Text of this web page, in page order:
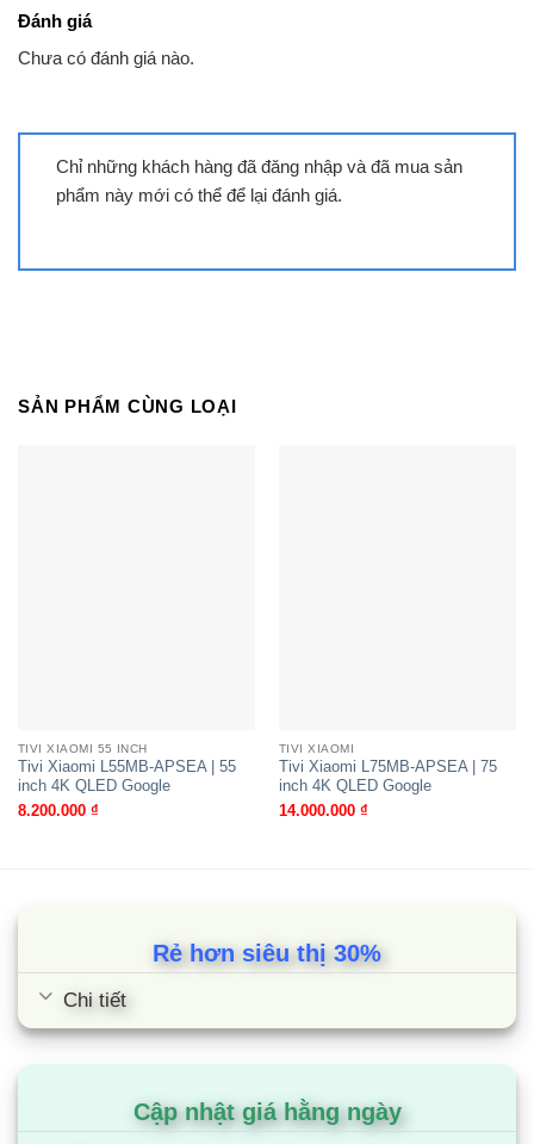
Tivi Xiaomi L65MB-SSEA | 65 inch
Tivi Xiaomi L65MA-SPLEA | 65 inch
Đánh giá
Chưa có đánh giá nào.
Chỉ những khách hàng đã đăng nhập và đã mua sản
phẩm này mới có thể để lại đánh giá.
SẢN PHẨM CÙNG LOẠI
TIVI XIAOMI 55 INCH
Tivi Xiaomi L55MB-APSEA | 55
inch 4K QLED Google
8.200.000 ₫
TIVI XIAOMI
Tivi Xiaomi L75MB-APSEA | 75
inch 4K QLED Google
14.000.000 ₫
Rẻ hơn siêu thị 30%
Chi tiết
Cập nhật giá hằng ngày